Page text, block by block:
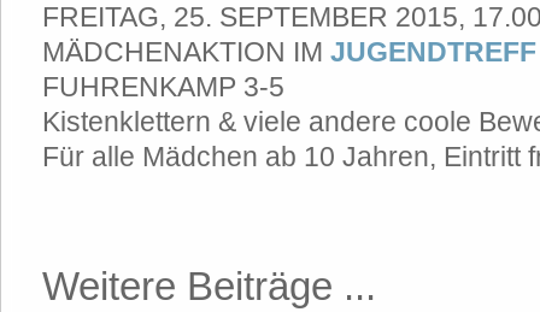
FREITAG, 25. SEPTEMBER 2015,
MÄDCHENAKTION IM
FUHRENKAMP 3-5
Kistenklettern & viele andere coole
Für alle Mädchen ab 10 Jahren, Eintritt
Weitere Beiträge ...